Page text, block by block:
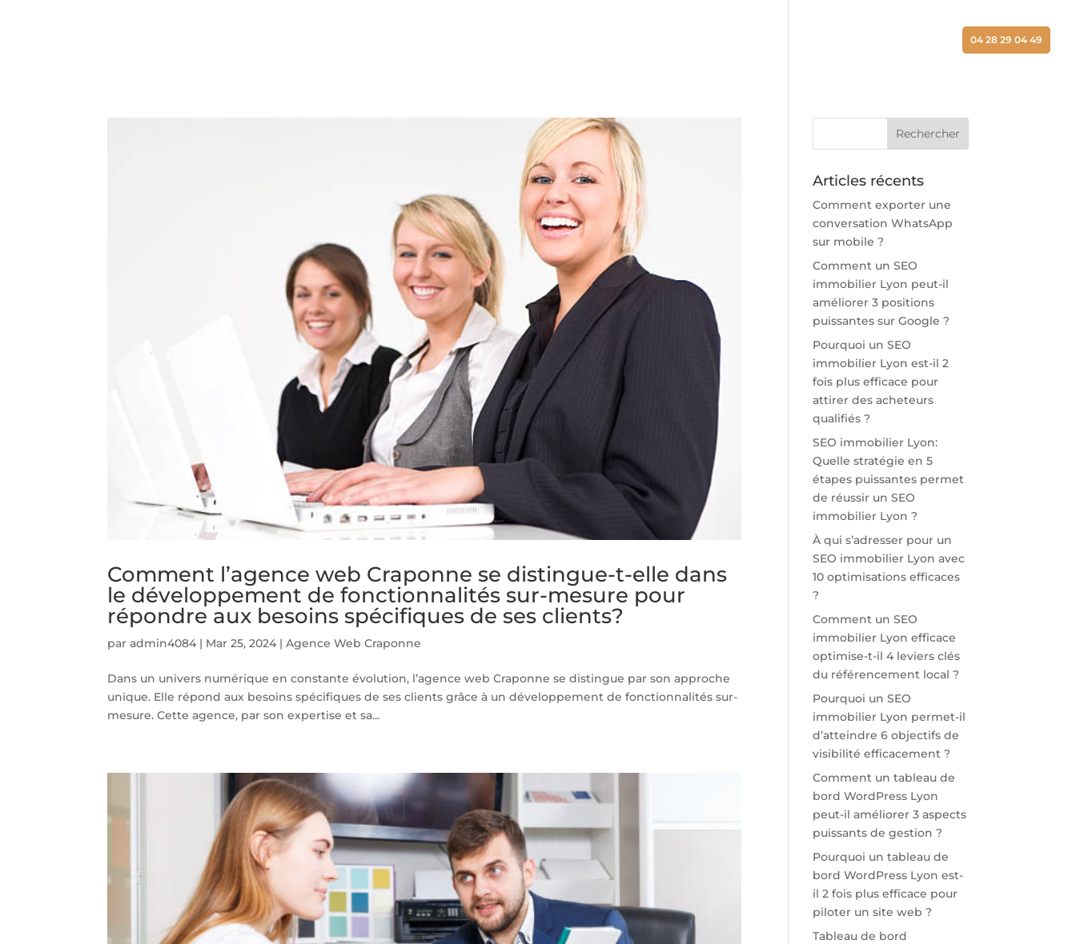
04 28 29 04 49
Comment l’agence web Craponne se distingue-t-elle dans
le développement de fonctionnalités sur-mesure pour
répondre aux besoins spécifiques de ses clients?
paradmin4084 | Mar 25, 2024 |Agence Web Craponne
Dans un univers numérique en constante évolution, l’agence web Craponne se distingue par son approche
unique. Elle répond aux besoins spécifiques de ses clients grâce à un développement de fonctionnalités sur-
mesure. Cette agence, par son expertise et sa...
Articles récents
Comment exporter une
conversation WhatsApp
sur mobile ?
Comment un SEO
immobilier Lyon peut-il
améliorer 3 positions
puissantes sur Google ?
Pourquoi un SEO
immobilier Lyon est-il 2
fois plus efficace pour
attirer des acheteurs
qualifiés ?
SEO immobilier Lyon:
Quelle stratégie en 5
étapes puissantes permet
de réussir un SEO
immobilier Lyon ?
À qui s’adresser pour un
SEO immobilier Lyon avec
10 optimisations efficaces
?
Comment un SEO
immobilier Lyon efficace
optimise-t-il 4 leviers clés
du référencement local ?
Pourquoi un SEO
immobilier Lyon permet-il
d’atteindre 6 objectifs de
visibilité efficacement ?
Comment un tableau de
bord WordPress Lyon
peut-il améliorer 3 aspects
puissants de gestion ?
Pourquoi un tableau de
bord WordPress Lyon est-
il 2 fois plus efficace pour
piloter un site web ?
Tableau de bord